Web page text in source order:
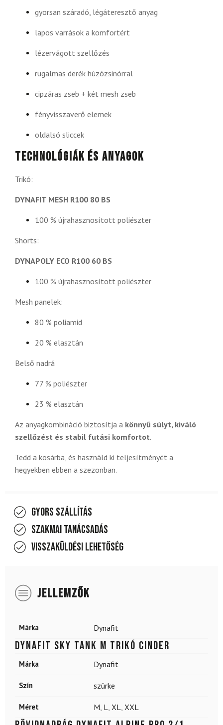
gyorsan száradó, légáteresztő anyag
lapos varrások a komfortért
lézervágott szellőzés
rugalmas derék húzózsinórral
cipzáras zseb + két mesh zseb
fényvisszaverő elemek
oldalsó sliccek
Technológiák és anyagok
Trikó:
DYNAFIT MESH R100 80 BS
100 % újrahasznosított poliészter
Shorts:
DYNAPOLY ECO R100 60 BS
100 % újrahasznosított poliészter
Mesh panelek:
80 % poliamid
20 % elasztán
Belső nadrá
77 % poliészter
23 % elasztán
Az anyagkombináció biztosítja a könnyű súlyt, kiváló
szellőzést és stabil futási komfortot.
Tedd a kosárba, és használd ki teljesítményét a
hegyekben ebben a szezonban.
Gyors szállítás
Szakmai tanácsadás
Visszaküldési lehetőség
JELLEMZŐK
Márka Dynafit
DYNAFIT Sky Tank M trikó Cinder
Márka Dynafit
Szín szürke
Méret M L XL XXL